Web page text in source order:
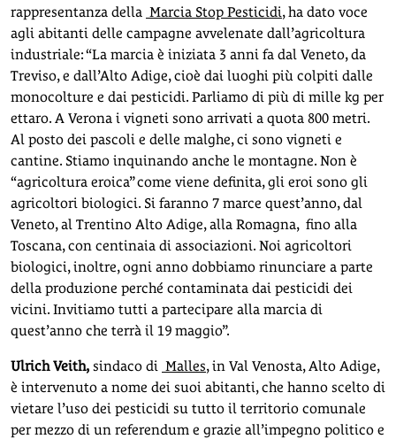
rappresentanza della Marcia Stop Pesticidi, ha dato voce
agli abitanti delle campagne avvelenate dall’agricoltura
industriale: “La marcia è iniziata 3 anni fa dal Veneto, da
Treviso, e dall’Alto Adige, cioè dai luoghi più colpiti dalle
monocolture e dai pesticidi. Parliamo di più di mille kg per
ettaro. A Verona i vigneti sono arrivati a quota 800 metri.
Al posto dei pascoli e delle malghe, ci sono vigneti e
cantine. Stiamo inquinando anche le montagne. Non è
“agricoltura eroica” come viene definita, gli eroi sono gli
agricoltori biologici. Si faranno 7 marce quest’anno, dal
Veneto, al Trentino Alto Adige, alla Romagna, fino alla
Toscana, con centinaia di associazioni. Noi agricoltori
biologici, inoltre, ogni anno dobbiamo rinunciare a parte
della produzione perché contaminata dai pesticidi dei
vicini. Invitiamo tutti a partecipare alla marcia di
quest’anno che terrà il 19 maggio”.
Ulrich Veith, sindaco di Malles, in Val Venosta, Alto Adige,
è intervenuto a nome dei suoi abitanti, che hanno scelto di
vietare l’uso dei pesticidi su tutto il territorio comunale
per mezzo di un referendum e grazie all’impegno politico e